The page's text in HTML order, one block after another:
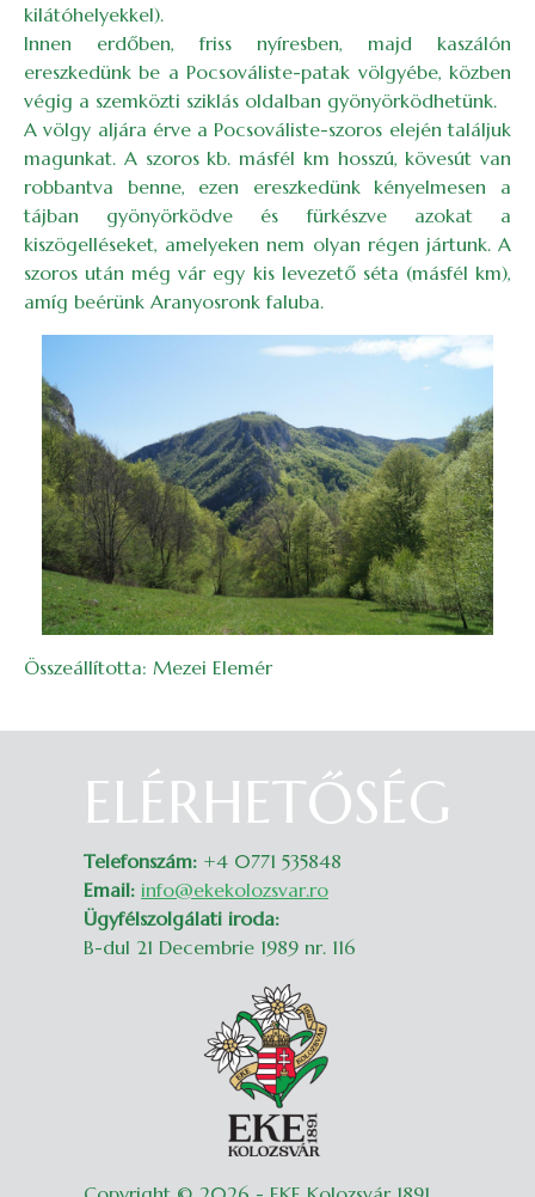
kilátóhelyekkel).
Innen erdőben, friss nyíresben, majd kaszálón
ereszkedünk be a Pocsováliste-patak völgyébe, közben
végig a szemközti sziklás oldalban gyönyörködhetünk.
A völgy aljára érve a Pocsováliste-szoros elején találjuk
magunkat. A szoros kb. másfél km hosszú, kövesút van
robbantva benne, ezen ereszkedünk kényelmesen a
tájban gyönyörködve és fürkészve azokat a
kiszögelléseket, amelyeken nem olyan régen jártunk. A
szoros után még vár egy kis levezető séta (másfél km),
amíg beérünk Aranyosronk faluba.
Összeállította: Mezei Elemér
ELÉRHETŐSÉG
Telefonszám: +4 0771 535848
Email: info@ekekolozsvar.ro
Ügyfélszolgálati iroda:
B-dul 21 Decembrie 1989 nr. 116